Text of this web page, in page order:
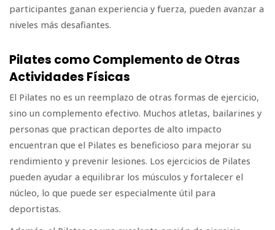
participantes ganan experiencia y fuerza, pueden avanzar a
niveles más desafiantes.
Pilates como Complemento de Otras
Actividades Físicas
El Pilates no es un reemplazo de otras formas de ejercicio,
sino un complemento efectivo. Muchos atletas, bailarines y
personas que practican deportes de alto impacto
encuentran que el Pilates es beneficioso para mejorar su
rendimiento y prevenir lesiones. Los ejercicios de Pilates
pueden ayudar a equilibrar los músculos y fortalecer el
núcleo, lo que puede ser especialmente útil para
deportistas.